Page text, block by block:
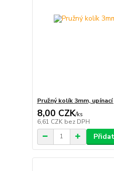
Pružný kolík 3mm,
8,00 CZK/ks
6,61 CZK bez DPH